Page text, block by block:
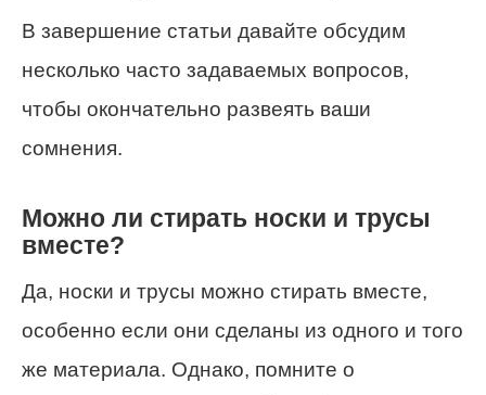
В завершение статьи давайте обсудим
несколько часто задаваемых вопросов,
чтобы окончательно развеять ваши
сомнения.
Можно ли стирать носки и трусы
вместе?
Да, носки и трусы можно стирать вместе,
особенно если они сделаны из одного и того
же материала. Однако, помните о